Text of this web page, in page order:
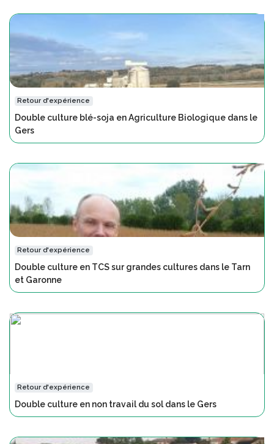
Retour d'expérience
Double culture blé-soja en Agriculture Biologique dans le
Gers
Retour d'expérience
Double culture en TCS sur grandes cultures dans le Tarn
et Garonne
Retour d'expérience
Double culture en non travail du sol dans le Gers